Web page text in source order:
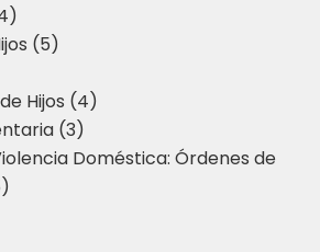
(5)
Hijos (4)
(3)
Doméstica: Órdenes de